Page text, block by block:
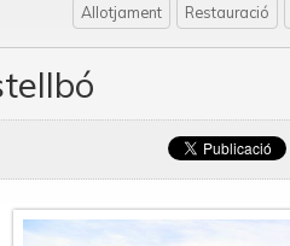
Allotjament Restauració